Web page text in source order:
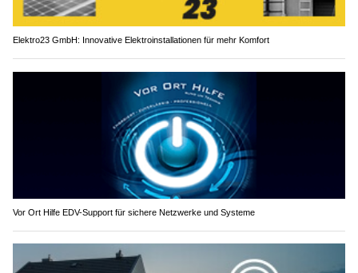
Elektro23 GmbH: Innovative Elektroinstallationen für mehr Komfort
Vor Ort Hilfe EDV-Support für sichere Netzwerke und Systeme